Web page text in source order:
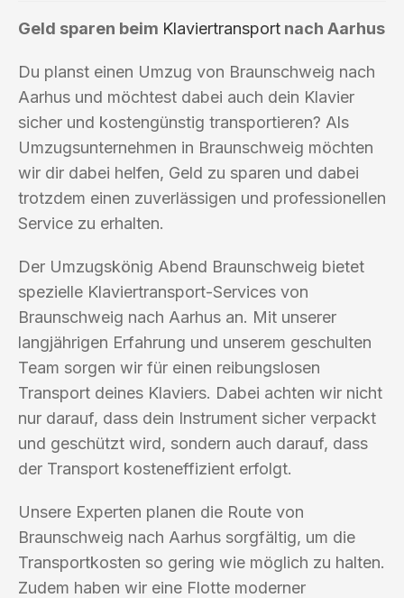
Geld sparen beim Klaviertransport nach Aarhus
Du planst einen Umzug von Braunschweig nach
Aarhus und möchtest dabei auch dein Klavier
sicher und kostengünstig transportieren? Als
Umzugsunternehmen in Braunschweig möchten
wir dir dabei helfen, Geld zu sparen und dabei
trotzdem einen zuverlässigen und professionellen
Service zu erhalten.
Der Umzugskönig Abend Braunschweig bietet
spezielle Klaviertransport-Services von
Braunschweig nach Aarhus an. Mit unserer
langjährigen Erfahrung und unserem geschulten
Team sorgen wir für einen reibungslosen
Transport deines Klaviers. Dabei achten wir nicht
nur darauf, dass dein Instrument sicher verpackt
und geschützt wird, sondern auch darauf, dass
der Transport kosteneffizient erfolgt.
Unsere Experten planen die Route von
Braunschweig nach Aarhus sorgfältig, um die
Transportkosten so gering wie möglich zu halten.
Zudem haben wir eine Flotte moderner